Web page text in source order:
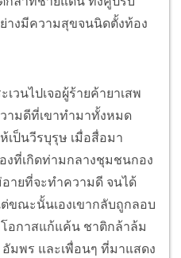
างมีความสุขจนนิดตั้งท้อง
นไปเจอผู้ร้ายค้ายาเสพ
ามดีที่เขาทำมาทั้งหมด
เป็นวีรบุรุษ เมื่อสื่อมา
งที่เกิดท่ามกลางชุมชนกอง
ายที่จะทำความดี จนได้
ต่ขณะนั้นเองเขากลับถูกลอบ
อกาสแก้แค้น ชาติกล้าล้ม
มพร และเพื่อนๆ ที่มาแสดง